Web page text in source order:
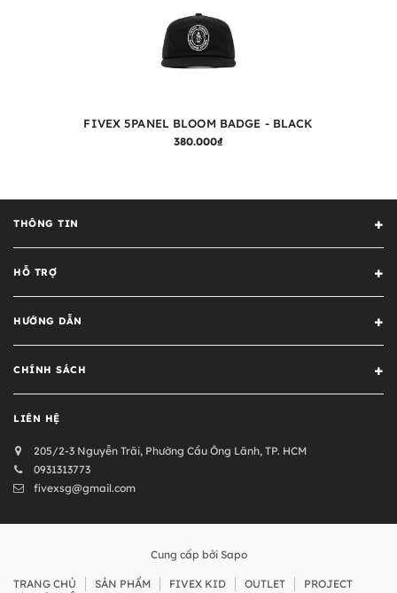
FIVEX 5PANEL BLOOM BADGE - BLACK
380.000₫
THÔNG TIN
HỖ TRỢ
HƯỚNG DẪN
CHÍNH SÁCH
LIÊN HỆ
205/2-3 Nguyễn Trãi, Phường Cầu Ông Lãnh, TP. HCM
0931313773
fivexsg@gmail.com
Cung cấp bởi Sapo
TRANG CHỦ SẢN PHẨM FIVEX KID OUTLET
PROJECT